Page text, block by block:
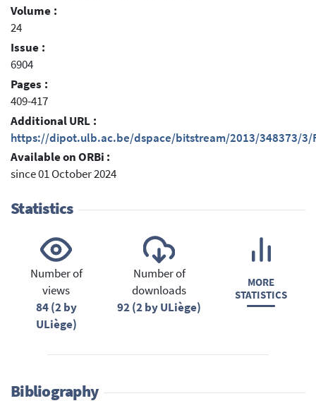
Volume :
24
Issue :
6904
Pages :
409-417
Additional URL :
https://dipot.ulb.ac.be/dspace/bitstream/2013/348373/
Available on ORBi :
since 01 October 2024
Statistics
Number of
views
84 (2 by
ULiège)
Number of
downloads
92 (2 by ULiège)
MORE
STATISTICS
Bibliography